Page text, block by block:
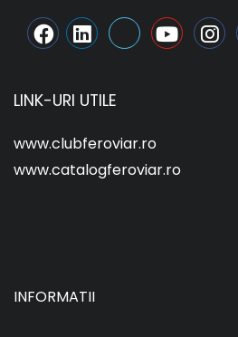
LINK-URI UTILE
www.clubferoviar.ro
www.catalogferoviar.ro
INFORMATII